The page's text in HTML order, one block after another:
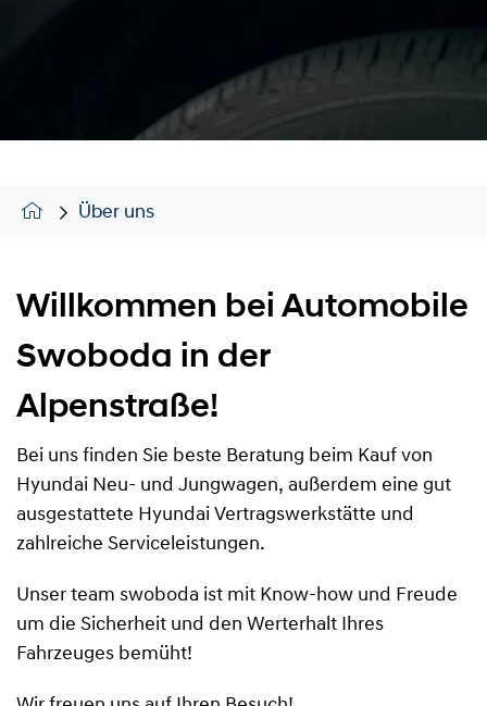
Über uns
Willkommen bei Automobile
Swoboda in der
Alpenstraße!
Bei uns finden Sie beste Beratung beim Kauf von
Hyundai Neu- und Jungwagen, außerdem eine gut
ausgestattete Hyundai Vertragswerkstätte und
zahlreiche Serviceleistungen.
Unser team swoboda ist mit Know-how und Freude
um die Sicherheit und den Werterhalt Ihres
Fahrzeuges bemüht!